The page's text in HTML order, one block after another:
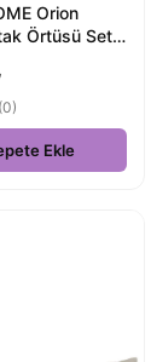
Orion
Örtüsü Seti
(0)
Ekle